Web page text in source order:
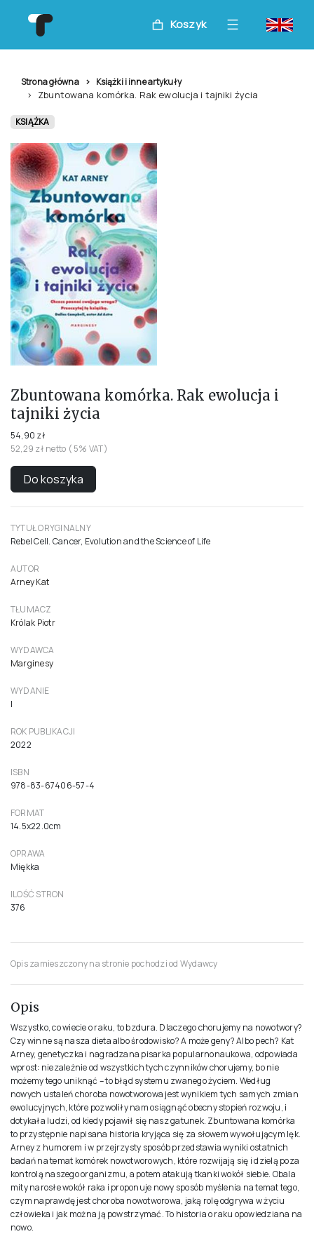
Koszyk
Strona główna Książki i inne artykuły
Zbuntowana komórka. Rak ewolucja i tajniki życia
KSIĄŻKA
Zbuntowana komórka. Rak ewolucja i
tajniki życia
54,90 zł
52,29 zł netto ( 5% VAT)
Do koszyka
TYTUŁ ORYGINALNY
Rebel Cell. Cancer, Evolution and the Science of Life
AUTOR
Arney Kat
TŁUMACZ
Królak Piotr
WYDAWCA
Marginesy
WYDANIE
I
ROK PUBLIKACJI
2022
ISBN
978-83-67406-57-4
FORMAT
14.5x22.0cm
OPRAWA
Miękka
ILOŚĆ STRON
376
Opis zamieszczony na stronie pochodzi od Wydawcy
Opis
Wszystko, co wiecie o raku, to bzdura. Dlaczego chorujemy na nowotwory?
Czy winne są nasza dieta albo środowisko? A może geny? Albo pech? Kat
Arney, genetyczka i nagradzana pisarka popularnonaukowa, odpowiada
wprost: niezależnie od wszystkich tych czynników chorujemy, bo nie
możemy tego uniknąć – to błąd systemu zwanego życiem. Według
nowych ustaleń choroba nowotworowa jest wynikiem tych samych zmian
ewolucyjnych, które pozwoliły nam osiągnąć obecny stopień rozwoju, i
dotykała ludzi, od kiedy pojawił się nasz gatunek. Zbuntowana komórka
to przystępnie napisana historia kryjąca się za słowem wywołującym lęk.
Arney z humorem i w przejrzysty sposób przedstawia wyniki ostatnich
badań na temat komórek nowotworowych, które rozwijają się i dzielą poza
kontrolą naszego organizmu, a potem atakują tkanki wokół siebie. Obala
mity narosłe wokół raka i proponuje nowy sposób myślenia na temat tego,
czym naprawdę jest choroba nowotworowa, jaką rolę odgrywa w życiu
człowieka i jak można ją powstrzymać. To historia o raku opowiedziana na
nowo.